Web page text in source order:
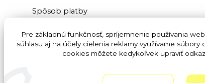
Spôsob platby
Reklamácia tovaru
Obchodné podmienky
Pre základnú funkčnosť, spríjemnenie používania
súhlasu aj na účely cielenia reklamy využívame
cookies môžete kedykoľvek upraviť